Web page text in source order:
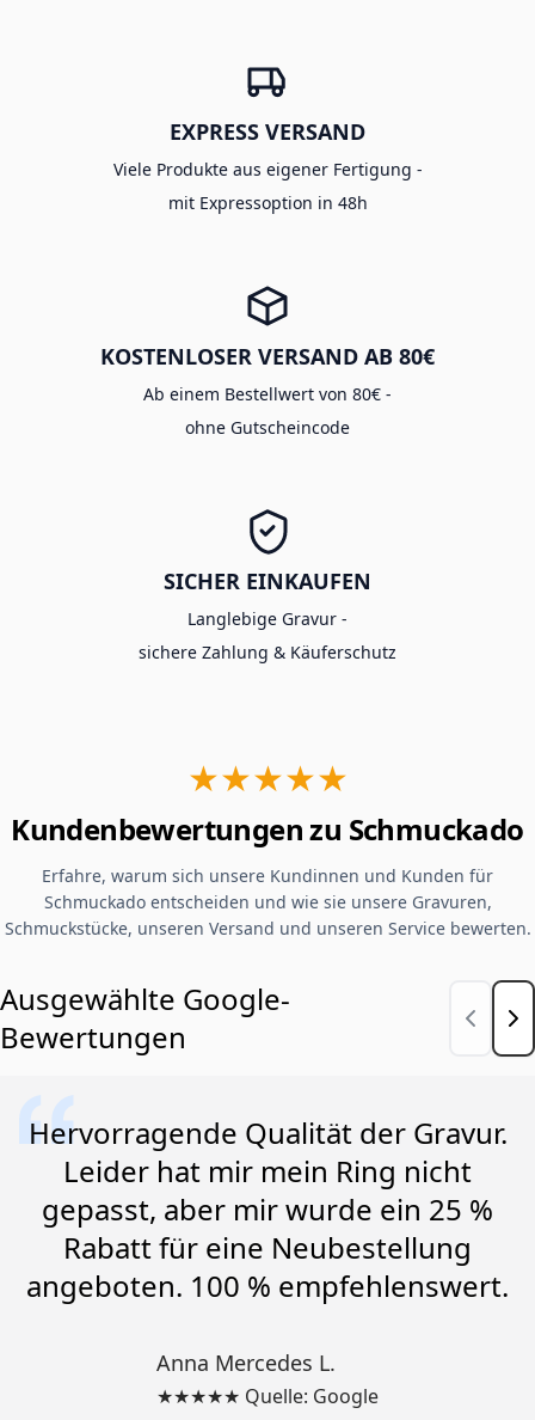
EXPRESS VERSAND
Viele Produkte aus eigener Fertigung -
mit Expressoption in 48h
KOSTENLOSER VERSAND AB 80€
Ab einem Bestellwert von 80€ -
ohne Gutscheincode
SICHER EINKAUFEN
Langlebige Gravur -
sichere Zahlung & Käuferschutz
★★★★★
Kundenbewertungen zu Schmuckado
Erfahre, warum sich unsere Kundinnen und Kunden für
Schmuckado entscheiden und wie sie unsere Gravuren,
Schmuckstücke, unseren Versand und unseren Service bewerten.
Ausgewählte Google-
Bewertungen
Hervorragende Qualität der Gravur.
Leider hat mir mein Ring nicht
gepasst, aber mir wurde ein 25 %
Rabatt für eine Neubestellung
angeboten. 100 % empfehlenswert.
Anna Mercedes L.
★★★★★ Quelle: Google